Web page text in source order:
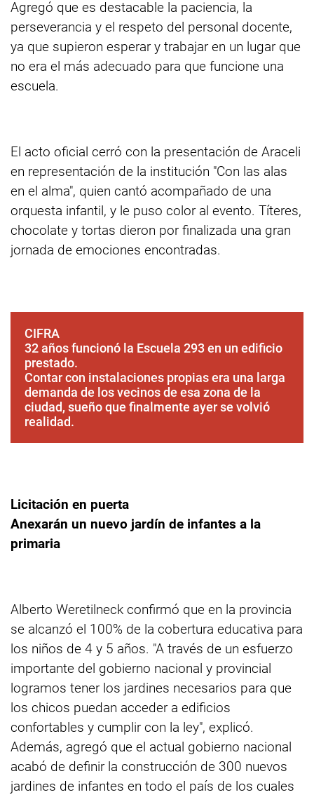
Agregó que es destacable la paciencia, la
perseverancia y el respeto del personal docente,
ya que supieron esperar y trabajar en un lugar que
no era el más adecuado para que funcione una
escuela.
El acto oficial cerró con la presentación de Araceli
en representación de la institución "Con las alas
en el alma", quien cantó acompañado de una
orquesta infantil, y le puso color al evento. Títeres,
chocolate y tortas dieron por finalizada una gran
jornada de emociones encontradas.
CIFRA
32 años funcionó la Escuela 293 en un edificio
prestado.
Contar con instalaciones propias era una larga
demanda de los vecinos de esa zona de la
ciudad, sueño que finalmente ayer se volvió
realidad.
Licitación en puerta
Anexarán un nuevo jardín de infantes a la
primaria
Alberto Weretilneck confirmó que en la provincia
se alcanzó el 100% de la cobertura educativa para
los niños de 4 y 5 años. "A través de un esfuerzo
importante del gobierno nacional y provincial
logramos tener los jardines necesarios para que
los chicos puedan acceder a edificios
confortables y cumplir con la ley", explicó.
Además, agregó que el actual gobierno nacional
acabó de definir la construcción de 300 nuevos
jardines de infantes en todo el país de los cuales